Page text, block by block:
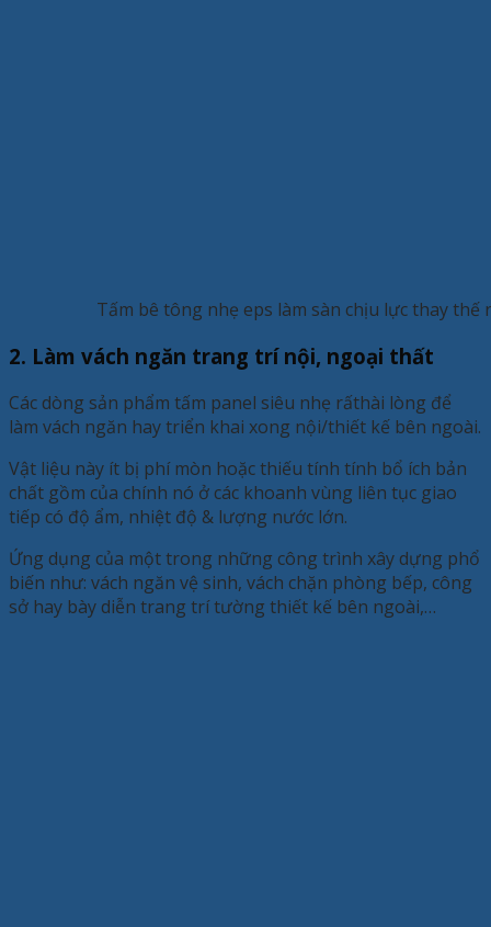
Tấm bê tông nhẹ eps làm sàn chịu lực thay thế
2. Làm vách ngăn trang trí nội, ngoại thất
Các dòng sản phẩm tấm panel siêu nhẹ rấthài lòng để
làm vách ngăn hay triển khai xong nội/thiết kế bên ngoài.
Vật liệu này ít bị phí mòn hoặc thiếu tính tính bổ ích bản
chất gồm của chính nó ở các khoanh vùng liên tục giao
tiếp có độ ẩm, nhiệt độ & lượng nước lớn.
Ứng dụng của một trong những công trình xây dựng phổ
biến như: vách ngăn vệ sinh, vách chặn phòng bếp, công
sở hay bày diễn trang trí tường thiết kế bên ngoài,…